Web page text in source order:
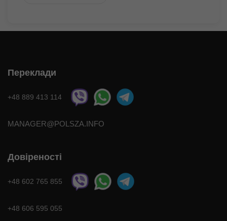
Переклади
+48 889 413 114
MANAGER@POLSZA.INFO
Довіреності
+48 602 765 855
+48 606 595 055